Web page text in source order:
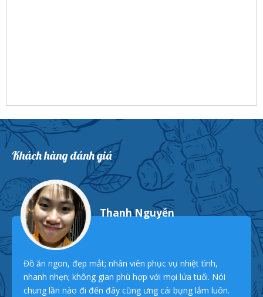
Khách hàng đánh giá
Thanh Nguyễn
Đồ ăn ngon, đẹp mắt; nhân viên phục vụ nhiệt tình,
nhanh nhẹn; không gian phù hợp với mọi lứa tuổi. Nói
chung lần nào đi đến đây cũng ưng cái bụng lắm luôn.